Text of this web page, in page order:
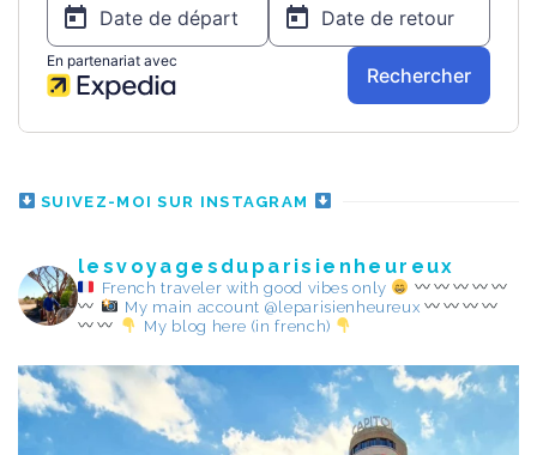
SUIVEZ-MOI SUR INSTAGRAM
lesvoyagesduparisienheureux
French traveler with good vibes only
My main account @leparisienheureux
My blog here (in french)